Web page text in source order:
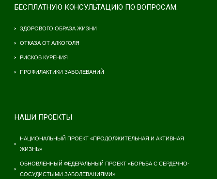
БЕСПЛАТНУЮ КОНСУЛЬТАЦИЮ ПО ВОПРОСАМ:
ЗДОРОВОГО ОБРАЗА ЖИЗНИ
ОТКАЗА ОТ АЛКОГОЛЯ
РИСКОВ КУРЕНИЯ
ПРОФИЛАКТИКИ ЗАБОЛЕВАНИЙ
НАШИ ПРОЕКТЫ
НАЦИОНАЛЬНЫЙ ПРОЕКТ «ПРОДОЛЖИТЕЛЬНАЯ И АКТИВНАЯ
ЖИЗНЬ»
ОБНОВЛЁННЫЙ ФЕДЕРАЛЬНЫЙ ПРОЕКТ «БОРЬБА С СЕРДЕЧНО-
СОСУДИСТЫМИ ЗАБОЛЕВАНИЯМИ»